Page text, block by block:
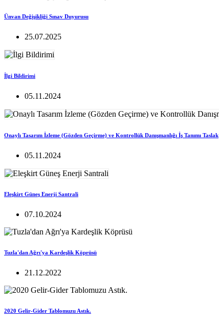
Ünvan Değişikliği Sınav Duyurusu
25.07.2025
İlgi Bildirimi
05.11.2024
Onaylı Tasarım İzleme (Gözden Geçirme) ve Kontrollük Danışmanlığı İş Tanımı Taslak
05.11.2024
Eleşkirt Güneş Enerji Santrali
07.10.2024
Tuzla'dan Ağrı'ya Kardeşlik Köprüsü
21.12.2022
2020 Gelir-Gider Tablomuzu Astık.